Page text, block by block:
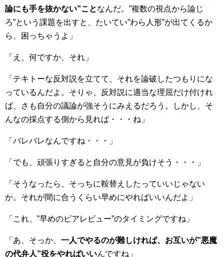
論にも手を抜かない”ことなんだ。”複数の視点から論じ
ろ”という課題を出すと、たいてい”わら人形”が出てくるか
ら、困っちゃうよ」
「え、何ですか、それ」
「テキトーな反対説を立てて、それを論破したつもりにな
っているんだよ。そりゃ、反対説に適当な理屈だけ付けれ
ば、さも自分の議論が強そうにみえるだろう。しかし、そ
んなの採点する側から見れば・・・ね」
「バレバレなんですね・・・」
「でも、頑張りすぎると自分の意見が負けそう・・・」
「そうなったら、そっちに鞍替えしたっていいじゃない
か。それが間に合うくらい早めにやればいいんだよ」
「これ、”早めのピアレビュー”のタイミングですね」
「あ、そっか、 一人でやるのが難しければ、お互いが”悪魔
の代弁人”役をやればいいんですね」